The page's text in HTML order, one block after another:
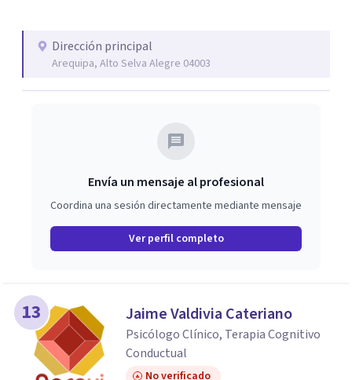
superior. Actualmente soy docente de practicas de
pregrado de la Universidad Catolica de Santa Maria.
Dirección principal
Arequipa, Alto Selva Alegre 04003
Envía un mensaje al profesional
Coordina una sesión directamente mediante mensaje
Ver perfil completo
13 Jaime Valdivia Cateriano
Psicólogo Clínico, Terapia Cognitivo
Conductual
No verificado